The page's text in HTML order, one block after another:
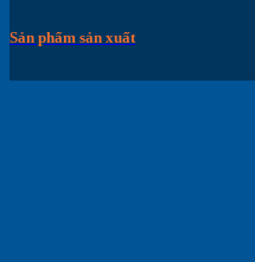
Sản phẩm sản xuất